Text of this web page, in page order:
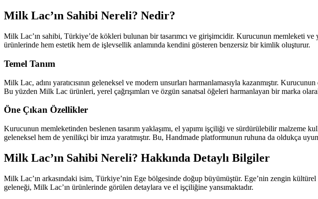
Milk Lac’ın Sahibi Nereli? Nedir?
Milk Lac’ın sahibi, Türkiye’de kökleri bulunan bir tasarımcı ve girişimcidir. Kurucunun memleketi ve
ürünlerinde hem estetik hem de işlevsellik anlamında kendini gösteren benzersiz bir kimlik oluşturur.
Temel Tanım
Milk Lac, adını yaratıcısının geleneksel ve modern unsurları harmanlamasıyla kazanmıştır.
Bu yüzden Milk Lac ürünleri, yerel çağrışımları ve özgün sanatsal öğeleri harmanlayan bir marka
Öne Çıkan Özellikler
Kurucunun memleketinden beslenen tasarım yaklaşımı, el yapımı işçiliği ve sürdürülebilir malzeme
geleneksel hem de yenilikçi bir imza yaratmıştır. Bu, Handmade platformunun ruhuna da oldukça
Milk Lac’ın Sahibi Nereli? Hakkında Detaylı Bilgiler
Milk Lac’ın arkasındaki isim, Türkiye’nin Ege bölgesinde doğup büyümüştür. Ege’nin zengin
geleneği, Milk Lac’ın ürünlerinde görülen detaylara ve el işçiliğine yansımaktadır.